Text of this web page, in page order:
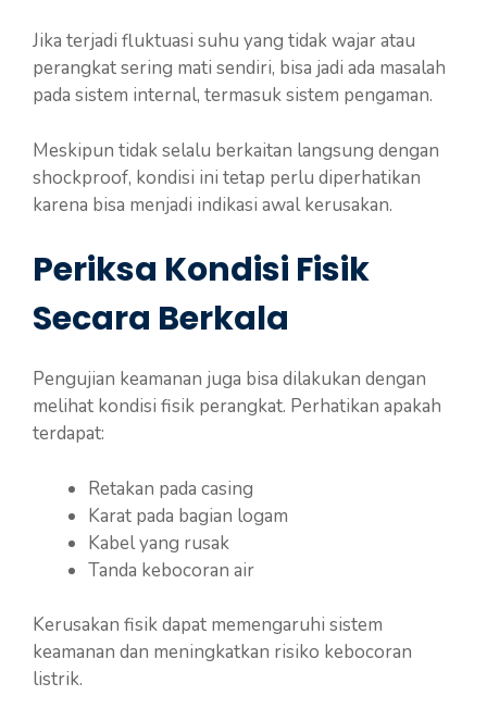
Jika terjadi fluktuasi suhu yang tidak wajar atau
perangkat sering mati sendiri, bisa jadi ada masalah
pada sistem internal, termasuk sistem pengaman.
Meskipun tidak selalu berkaitan langsung dengan
shockproof, kondisi ini tetap perlu diperhatikan
karena bisa menjadi indikasi awal kerusakan.
Periksa Kondisi Fisik
Secara Berkala
Pengujian keamanan juga bisa dilakukan dengan
melihat kondisi fisik perangkat. Perhatikan apakah
terdapat:
Retakan pada casing
Karat pada bagian logam
Kabel yang rusak
Tanda kebocoran air
Kerusakan fisik dapat memengaruhi sistem
keamanan dan meningkatkan risiko kebocoran
listrik.